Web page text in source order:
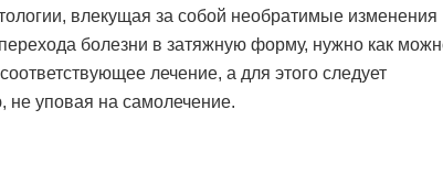
влекущая за собой необратимые изменения
болезни в затяжную форму, нужно как
лечение, а для этого следует
уповая на самолечение.